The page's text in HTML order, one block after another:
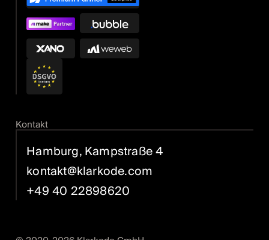
Kontakt
Hamburg, Kampstraße 4
kontakt@klarkode.com
+49 40 22898620